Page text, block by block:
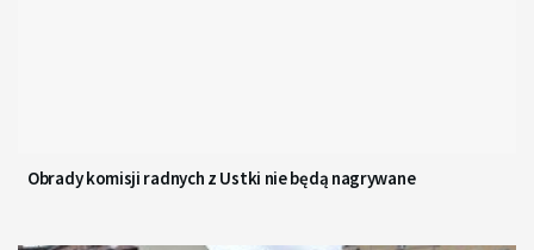
Obrady komisji radnych z Ustki nie będą nagrywane